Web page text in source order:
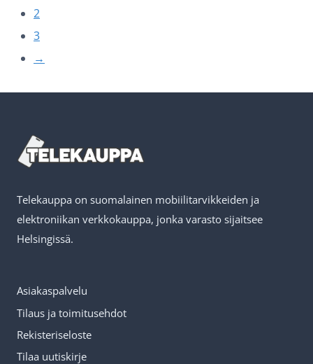
2
3
→
Telekauppa on suomalainen mobiilitarvikkeiden ja
elektroniikan verkkokauppa, jonka varasto sijaitsee
Helsingissä.
Asiakaspalvelu
Tilaus ja toimitusehdot
Rekisteriseloste
Tilaa uutiskirje